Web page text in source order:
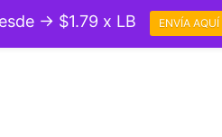
→ $1.79 x LB ENVÍA AQUÍ